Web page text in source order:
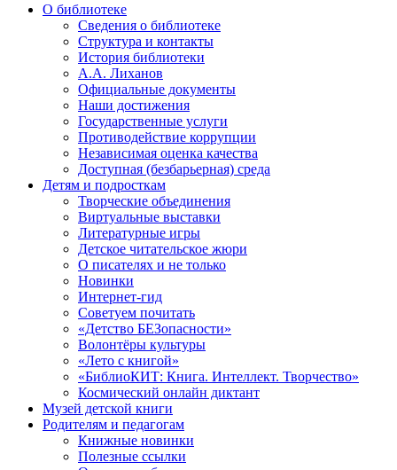
О библиотеке
Сведения о библиотеке
Структура и контакты
История библиотеки
А.А. Лиханов
Официальные документы
Наши достижения
Государственные услуги
Противодействие коррупции
Независимая оценка качества
Доступная (безбарьерная) среда
Детям и подросткам
Творческие объединения
Виртуальные выставки
Литературные игры
Детское читательское жюри
О писателях и не только
Новинки
Интернет-гид
Советуем почитать
«Детство БЕЗопасности»
Волонтёры культуры
«Лето с книгой»
«БиблиоКИТ: Книга. Интеллект. Творчество»
Космический онлайн диктант
Музей детской книги
Родителям и педагогам
Книжные новинки
Полезные ссылки